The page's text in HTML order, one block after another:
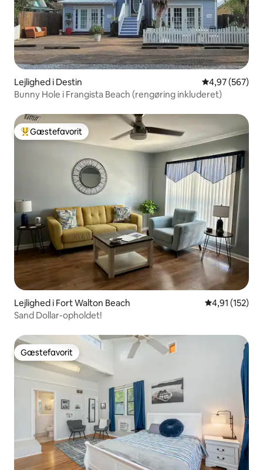
Lejlighed i Destin 4,97 ud af 5 i
4,97 (567)
Bunny Hole i Frangista Beach (rengøring inkluderet)
Bedste gæstefavorit
Gæstefavorit
Lejlighed i Fort Walton Beach 4,91 ud af 5 i
4,91 (152)
Sand Dollar-opholdet!
Gæstefavorit
Gæstefavorit